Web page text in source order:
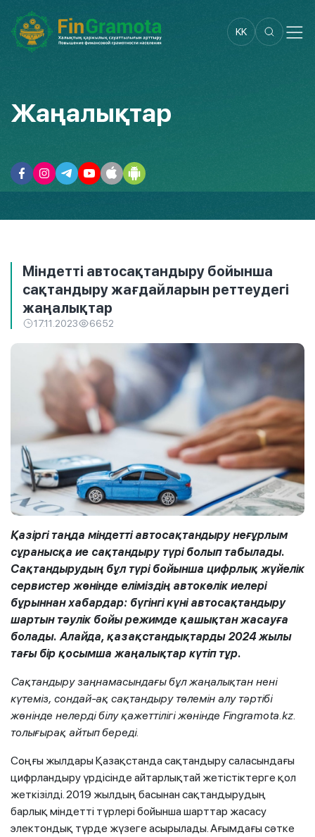
KK
Жаңалықтар
Міндетті автосақтандыру бойынша
сақтандыру жағдайларын реттеудегі
жаңалықтар
17.11.2023 6652
Қазіргі таңда міндетті автосақтандыру неғұрлым
сұранысқа ие сақтандыру түрі болып табылады.
Сақтандырудың бұл түрі бойынша цифрлық жүйелік
сервистер жөнінде еліміздің автокөлік иелері
бұрыннан хабардар: бүгінгі күні автосақтандыру
шартын тәулік бойы режимде қашықтан жасауға
болады. Алайда, қазақстандықтарды 2024 жылы
тағы бір қосымша жаңалықтар күтіп тұр.
Сақтандыру заңнамасындағы бұл жаңалықтан нені
күтеміз, сондай-ақ сақтандыру төлемін алу тәртібі
жөнінде нелерді білу қажеттілігі жөнінде Fingramota.kz.
толығырақ айтып береді.
Соңғы жылдары Қазақстанда сақтандыру саласындағы
цифрландыру үрдісінде айтарлықтай жетістіктерге қол
жеткізілді. 2019 жылдың басынан сақтандырудың
барлық міндетті түрлері бойынша шарттар жасасу
электондық түрде жүзеге асырылады. Ағымдағы сәтке